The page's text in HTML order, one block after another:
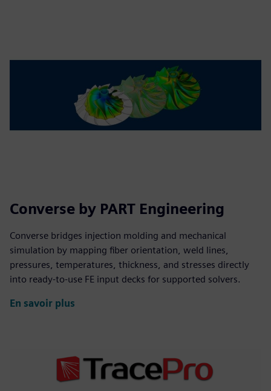
Converse by PART Engineering
Converse bridges injection molding and mechanical
simulation by mapping fiber orientation, weld lines,
pressures, temperatures, thickness, and stresses directly
into ready-to-use FE input decks for supported solvers.
En savoir plus